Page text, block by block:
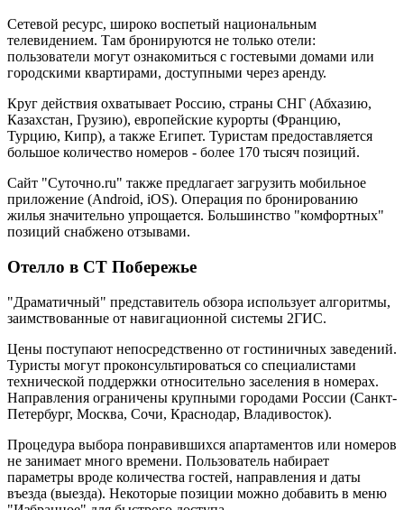
Сетевой ресурс, широко воспетый национальным
телевидением. Там бронируются не только отели:
пользователи могут ознакомиться с гостевыми домами или
городскими квартирами, доступными через аренду.
Круг действия охватывает Россию, страны СНГ (Абхазию,
Казахстан, Грузию), европейские курорты (Францию,
Турцию, Кипр), а также Египет. Туристам предоставляется
большое количество номеров - более 170 тысяч позиций.
Сайт "Суточно.ru" также предлагает загрузить мобильное
приложение (Android, iOS). Операция по бронированию
жилья значительно упрощается. Большинство "комфортных"
позиций снабжено отзывами.
Отелло в СТ Побережье
"Драматичный" представитель обзора использует алгоритмы,
заимствованные от навигационной системы 2ГИС.
Цены поступают непосредственно от гостиничных заведений.
Туристы могут проконсультироваться со специалистами
технической поддержки относительно заселения в номерах.
Направления ограничены крупными городами России (Санкт-
Петербург, Москва, Сочи, Краснодар, Владивосток).
Процедура выбора понравившихся апартаментов или номеров
не занимает много времени. Пользователь набирает
параметры вроде количества гостей, направления и даты
въезда (выезда). Некоторые позиции можно добавить в меню